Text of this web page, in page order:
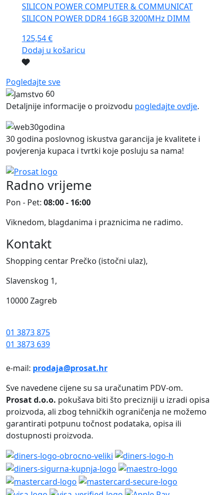
SILICON POWER COMPUTER & COMMUNICAT
SILICON POWER DDR4 16GB 3200MHz DIMM
125,54€
Dodaj u košaricu
Pogledajte sve
60
Detaljnije informacije o proizvodu pogledajte ovdje.
30 godina poslovnog iskustva garancija je kvalitete i
povjerenja kupaca i tvrtki koje posluju sa nama!
Radno vrijeme
Pon - Pet: 08:00 - 16:00
Viknedom, blagdanima i praznicima ne radimo.
Kontakt
Shopping centar Prečko (istočni ulaz),
Slavenskog 1,
10000 Zagreb
01 3873 875
01 3873 639
e-mail: prodaja@prosat.hr
Sve navedene cijene su sa uračunatim PDV-om.
Prosat d.o.o. pokušava biti što precizniji u izradi opisa
proizvoda, ali zbog tehničkih ograničenja ne možemo
garantirati potpunu točnost podataka, opisa ili
dostupnosti proizvoda.